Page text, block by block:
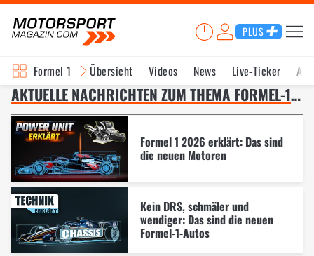
PLUS
Formel 1 Übersicht Videos News Live-Ticker
AKTUELLE NACHRICHTEN ZUM THEMA FORMEL-1-REGELN 2026 – SEITE 7
Formel 1 2026 erklärt: Das sind
die neuen Motoren
Kein DRS, schmäler und
wendiger: Das sind die neuen
Formel-1-Autos